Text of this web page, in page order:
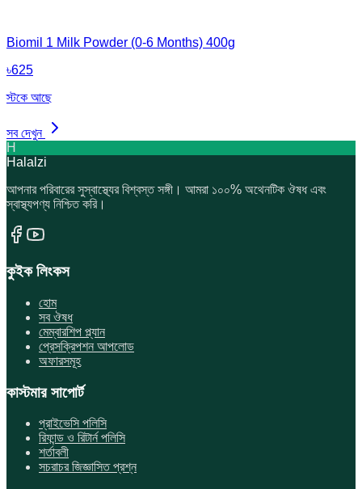
Biomil 1 Milk Powder (0-6 Months) 400g
৳625
স্টকে আছে
সব দেখুন
H
Halalzi
আপনার পরিবারের সুস্বাস্থ্যের বিশ্বস্ত সঙ্গী। আমরা ১০০% অথেনটিক ঔষধ এবং
স্বাস্থ্যপণ্য নিশ্চিত করি।
কুইক লিংকস
হোম
সব ঔষধ
মেম্বারশিপ প্ল্যান
প্রেসক্রিপশন আপলোড
অফারসমূহ
কাস্টমার সাপোর্ট
প্রাইভেসি পলিসি
রিফান্ড ও রিটার্ন পলিসি
শর্তাবলী
সচরাচর জিজ্ঞাসিত প্রশ্ন